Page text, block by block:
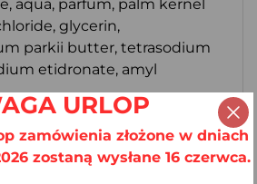
aqua, parfum, palm kernel
glycerin,
parkii butter, tetrasodium
etidronate, amyl
12 miesięcy od pierwszego
URLOP
zamówienia złożone w dniach
zostaną wysłane 16 czerwca.